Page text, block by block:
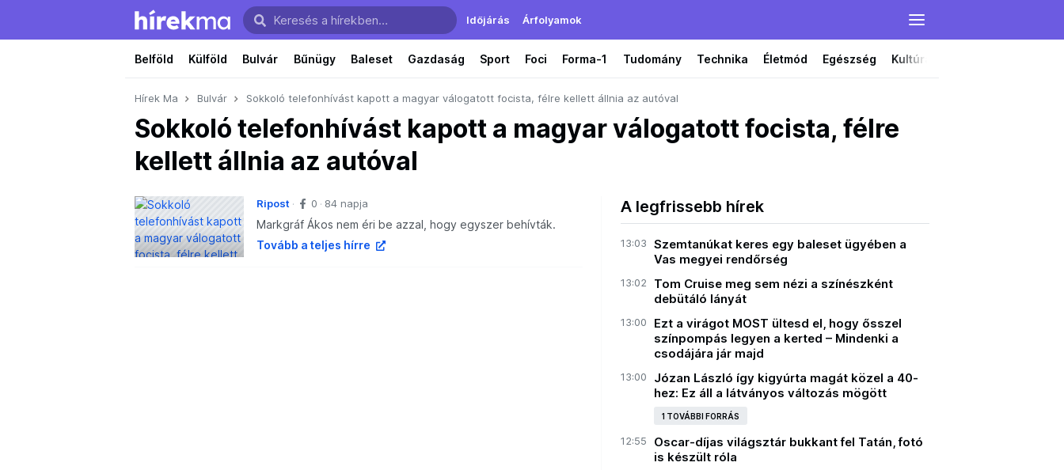
Időjárás Árfolyamok
Belföld Külföld Bulvár Bűnügy Baleset Gazdaság Sport Foci Forma-1 Tudomány Technika Életmód Egészség Kultúra
Hírek Ma Bulvár Sokkoló telefonhívást kapott a magyar válogatott focista, félre kellett állnia az autóval
Sokkoló telefonhívást kapott a magyar válogatott focista, félre
kellett állnia az autóval
Ripost 0 84 napja
Markgráf Ákos nem éri be azzal, hogy egyszer behívták.
Tovább a teljes hírre
A legfrissebb hírek
13:03
Szemtanúkat keres egy baleset ügyében a
Vas megyei rendőrség
13:02
Tom Cruise meg sem nézi a színészként
debütáló lányát
13:00
Ezt a virágot MOST ültesd el, hogy ősszel
színpompás legyen a kerted – Mindenki a
csodájára jár majd
13:00
Józan László így kigyúrta magát közel a 40-
hez: Ez áll a látványos változás mögött
1 TOVÁBBI FORRÁS
12:55
Oscar-díjas világsztár bukkant fel Tatán, fotó
is készült róla